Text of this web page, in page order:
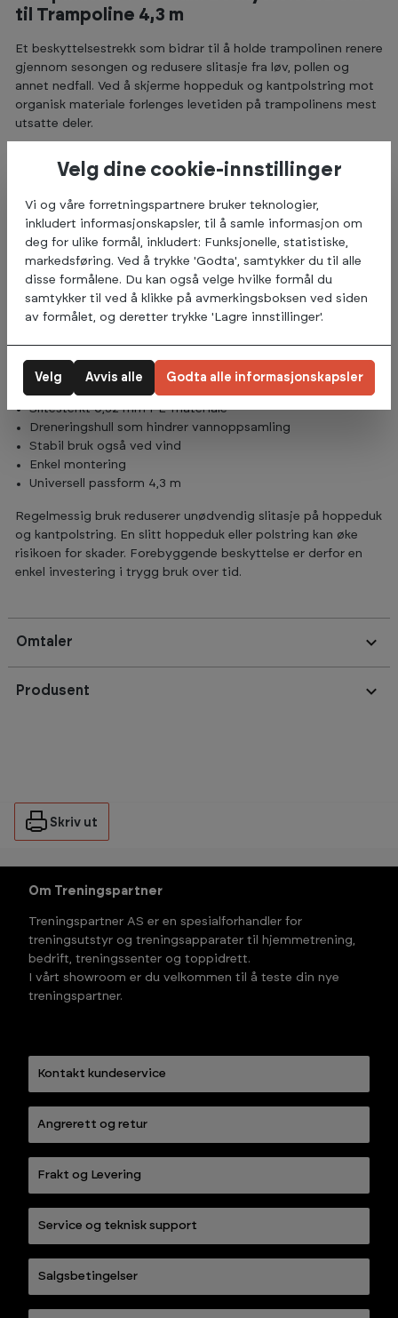
til Trampoline 4,3 m
Et beskyttelsestrekk som bidrar til å holde trampolinen renere
gjennom sesongen og redusere slitasje fra løv, pollen og
annet nedfall. Ved å skjerme hoppeduk og kantpolstring mot
organisk materiale forlenges levetiden på trampolinens mest
utsatte deler.
materialet er fleksibelt og enkelt å håndtere i daglig bruk.
Integrerte dreneringshull slipper gjennom vann og hindrer
oppsamling på overflaten. Dette gjør at trekket ligger stabilt
også i perioder med vind.
Trekket legges over trampolinen og festes rundt den ytre
rammen. Det plasseres på innsiden av stolpene til
sikkerhetsnettet for stabil og sikker tilpasning.
Passer alle trampoliner med diameter 4,3 meter.
Beskytter mot løv, pollen og nedfall
Slitesterkt 0,32 mm PE-materiale
Dreneringshull som hindrer vannoppsamling
Stabil bruk også ved vind
Enkel montering
Universell passform 4,3 m
Regelmessig bruk reduserer unødvendig slitasje på hoppeduk
og kantpolstring. En slitt hoppeduk eller polstring kan øke
risikoen for skader. Forebyggende beskyttelse er derfor en
enkel investering i trygg bruk over tid.
Omtaler
Produsent
Skriv ut
Om Treningspartner
Treningspartner AS er en spesialforhandler for
treningsutstyr og treningsapparater til hjemmetrening,
bedrift, treningssenter og toppidrett.
I vårt showroom er du velkommen til å teste din nye
treningspartner.
Kontakt kundeservice
Angrerett og retur
Frakt og Levering
Service og teknisk support
Salgsbetingelser
Velg dine cookie-innstillinger
Vi og våre forretningspartnere bruker teknologier,
inkludert informasjonskapsler, til å samle informasjon om
deg for ulike formål, inkludert: Funksjonelle, statistiske,
markedsføring. Ved å trykke 'Godta', samtykker du til alle
disse formålene. Du kan også velge hvilke formål du
samtykker til ved å klikke på avmerkingsboksen ved siden
av formålet, og deretter trykke 'Lagre innstillinger'.
Avvis alle
Velg Godta alle informasjonskapsler